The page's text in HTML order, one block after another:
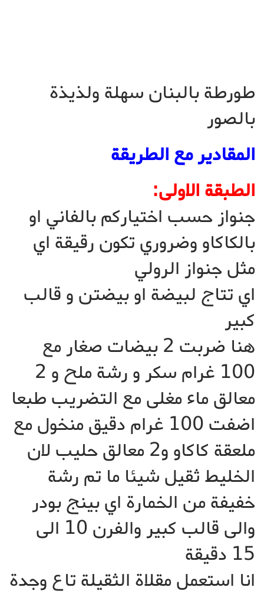
طورطة بالبنان سهلة ولذيذة
بالصور
المقادير مع الطريقة
الطبقة الاولى:
جنواز حسب اختياركم بالفاني او
بالكاكاو وضروري تكون رقيقة اي
مثل جنواز الرولي
اي تتاج لبيضة او بيضتن و قالب
كبير
هنا ضربت 2 بيضات صغار مع
100 غرام سكر و رشة ملح و 2
معالق ماء مغلى مع التضريب طبعا
اضفت 100 غرام دقيق منخول مع
ملعقة كاكاو و2 معالق حليب لان
الخليط ثقيل شيئا ما تم رشة
خفيفة من الخمارة اي بينج بودر
والى قالب كبير والفرن 10 الى
15 دقيقة
انا استعمل مقلاة الثقيلة تاع وجدة